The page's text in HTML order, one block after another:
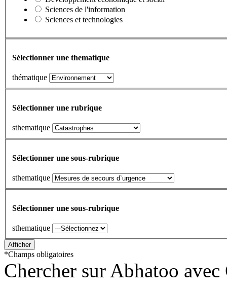
Sciences de l'information
Sciences et technologies
Sélectionner une thematique
thématique
Sélectionner une rubrique
sthematique
Sélectionner une sous-rubrique
sthematique
Sélectionner une sous-rubrique
sthematique
*Champs obligatoires
Chercher sur Abhatoo